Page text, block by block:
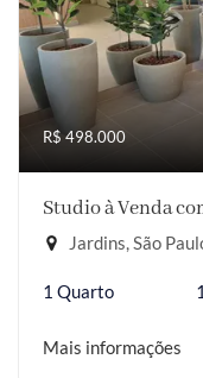
R$ 498.000
Studio à Venda
Jardins, São
1 Quarto
Mais informações